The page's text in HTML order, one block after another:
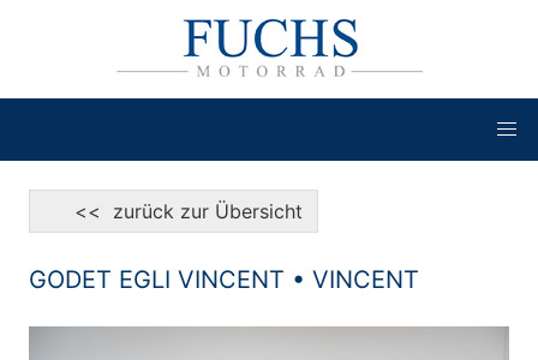
<< zurück zur Übersicht
GODET EGLI VINCENT • VINCENT